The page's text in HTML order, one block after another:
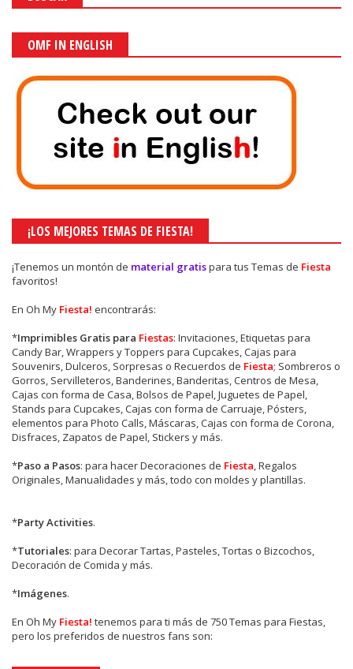
OMF IN ENGLISH
¡LOS MEJORES TEMAS DE FIESTA!
¡Tenemos un montón de material gratispara tus Temas de Fiesta
favoritos!
En Oh My Fiesta! encontrarás:
*Imprimibles Gratis para Fiestas: Invitaciones, Etiquetas para
Candy Bar, Wrappers y Toppers para Cupcakes, Cajas para
Souvenirs, Dulceros, Sorpresas o Recuerdos de Fiesta; Sombreros o
Gorros, Servilleteros, Banderines, Banderitas, Centros de Mesa,
Cajas con forma de Casa, Bolsos de Papel, Juguetes de Papel,
Stands para Cupcakes, Cajas con forma de Carruaje, Pósters,
elementos para Photo Calls, Máscaras, Cajas con forma de Corona,
Disfraces, Zapatos de Papel, Stickers y más.
*Paso a Pasos: para hacer Decoraciones de Fiesta, Regalos
Originales, Manualidades y más, todo con moldes y plantillas.
*Party Activities.
*Tutoriales: para Decorar Tartas, Pasteles, Tortas o Bizcochos,
Decoración de Comida y más.
*Imágenes.
En Oh My Fiesta! tenemos para ti más de 750 Temas para Fiestas,
pero los preferidos de nuestros fans son: